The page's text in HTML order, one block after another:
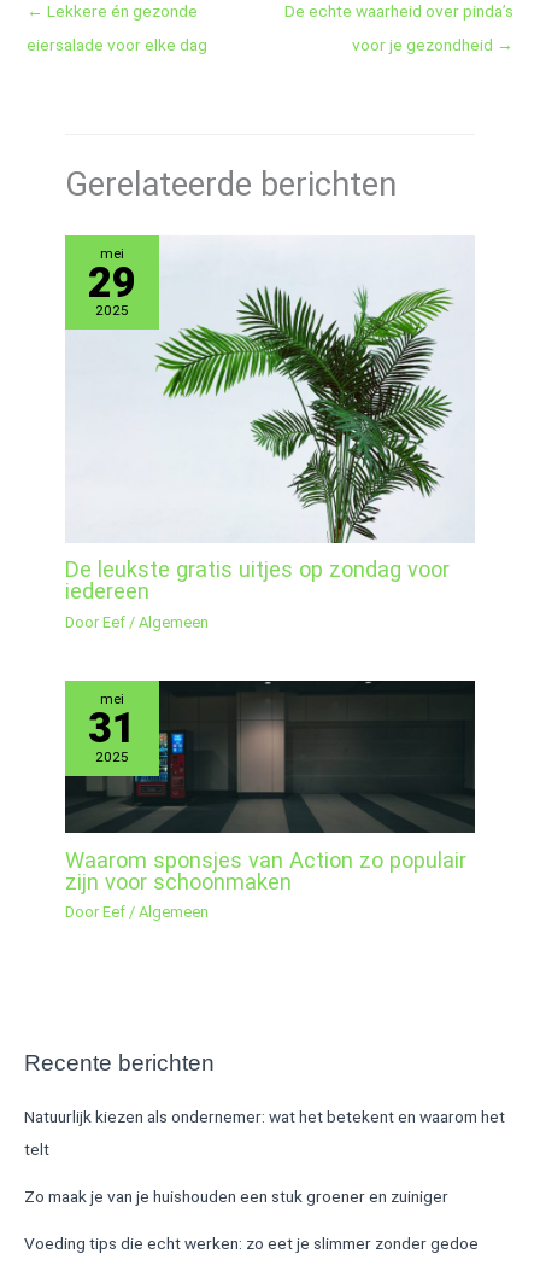
← Lekkere én gezonde
eiersalade voor elke dag
De echte waarheid over pinda’s
voor je gezondheid →
Gerelateerde berichten
mei
29
2025
De leukste gratis uitjes op zondag voor
iedereen
DoorEef /Algemeen
mei
31
2025
Waarom sponsjes van Action zo populair
zijn voor schoonmaken
DoorEef/Algemeen
Recente berichten
Natuurlijk kiezen als ondernemer: wat het betekent en waarom het
telt
Zo maak je van je huishouden een stuk groener en zuiniger
Voeding tips die echt werken: zo eet je slimmer zonder gedoe